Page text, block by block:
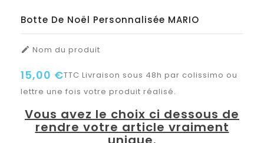
Botte De Noël Personnalisée MARIO
 Nom du produit
15,00 €TTC Livraison sous 48h par colissimo ou
lettre une fois votre produit réalisé.
Vous avez le choix ci dessous de
rendre votre article vraiment